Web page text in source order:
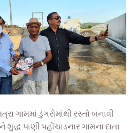
ગામમાં ડુંગરોમાંથી રસ્તો બનાવી
પાણી પહોંચાડનાર ગામના દાતા